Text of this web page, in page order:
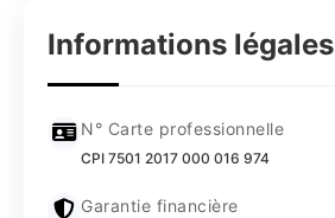
Informations légales
N° Carte professionnelle
CPI 7501 2017 000 016 974
Garantie financière